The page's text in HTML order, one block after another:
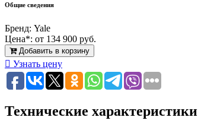
Общие сведения
Бренд: Yale
Цена*: от 134 900 руб.
Добавить в корзину
Узнать цену
Технические характеристики